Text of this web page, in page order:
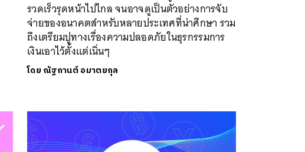
รวดเร็วรุดหน้าไปไกล จนอาจดูเป็นตัวอย่างการจับ
จ่ายของอนาคตสำหรับหลายประเทศที่น่าศึกษา รวม
ถึงเตรียมปูทางเรื่องความปลอดภัยในธุรกรรมการ
เงินเอาไว้ตั้งแต่เนิ่นๆ
โดย ณัฐกานต์ อมาตยกุล